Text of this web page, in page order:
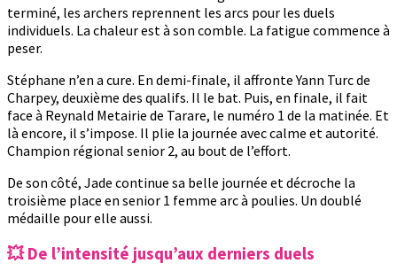
terminé, les archers reprennent les arcs pour les duels
individuels. La chaleur est à son comble. La fatigue commence à
peser.
Stéphane n’en a cure. En demi-finale, il affronte Yann Turc de
Charpey, deuxième des qualifs. Il le bat. Puis, en finale, il fait
face à Reynald Metairie de Tarare, le numéro 1 de la matinée. Et
là encore, il s’impose. Il plie la journée avec calme et autorité.
Champion régional senior 2, au bout de l’effort.
De son côté, Jade continue sa belle journée et décroche la
troisième place en senior 1 femme arc à poulies. Un doublé
médaille pour elle aussi.
💥 De l’intensité jusqu’aux derniers duels